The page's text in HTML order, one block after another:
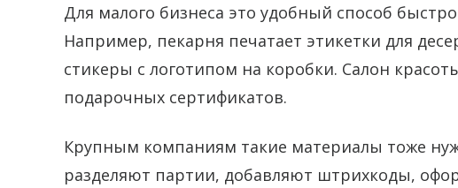
Для малого бизнеса это удобный способ
Например, пекарня печатает этикетки для
стикеры с логотипом на коробки. Салон
подарочных сертификатов.
Крупным компаниям такие материалы тоже
разделяют партии, добавляют штрихкоды,